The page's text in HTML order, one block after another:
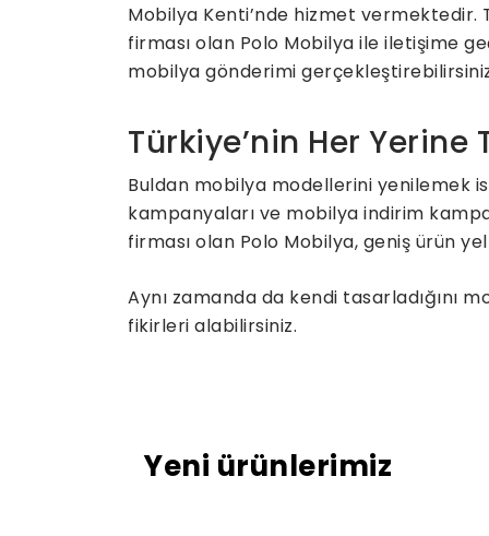
Mobilya Kenti’nde hizmet vermektedir.
firması olan Polo Mobilya ile iletişime
mobilya gönderimi
Türkiye’nin Her Yerine
Buldan mobilya modellerini yenilemek
kampanyaları ve mobilya indirim
firması olan Polo Mobilya, geniş ürün
Aynı zamanda da kendi tasarladığını
fikirleri alabilirsiniz.
Yeni ürünlerimiz